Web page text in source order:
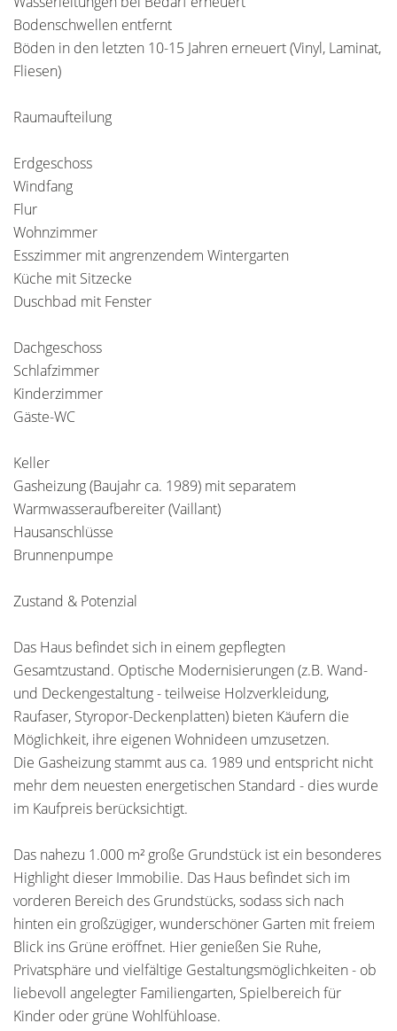
Bodenschwellen entfernt
Böden in den letzten 10-15 Jahren erneuert (Vinyl, Laminat,
Fliesen)
Raumaufteilung
Erdgeschoss
Windfang
Flur
Wohnzimmer
Esszimmer mit angrenzendem Wintergarten
Küche mit Sitzecke
Duschbad mit Fenster
Dachgeschoss
Schlafzimmer
Kinderzimmer
Gäste-WC
Keller
Gasheizung (Baujahr ca. 1989) mit separatem
Warmwasseraufbereiter (Vaillant)
Hausanschlüsse
Brunnenpumpe
Zustand & Potenzial
Das Haus befindet sich in einem gepflegten
Gesamtzustand. Optische Modernisierungen (z.B. Wand-
und Deckengestaltung - teilweise Holzverkleidung,
Raufaser, Styropor-Deckenplatten) bieten Käufern die
Möglichkeit, ihre eigenen Wohnideen umzusetzen.
Die Gasheizung stammt aus ca. 1989 und entspricht nicht
mehr dem neuesten energetischen Standard - dies wurde
im Kaufpreis berücksichtigt.
Das nahezu 1.000 m² große Grundstück ist ein besonderes
Highlight dieser Immobilie. Das Haus befindet sich im
vorderen Bereich des Grundstücks, sodass sich nach
hinten ein großzügiger, wunderschöner Garten mit freiem
Blick ins Grüne eröffnet. Hier genießen Sie Ruhe,
Privatsphäre und vielfältige Gestaltungsmöglichkeiten - ob
liebevoll angelegter Familiengarten, Spielbereich für
Kinder oder grüne Wohlfühloase.